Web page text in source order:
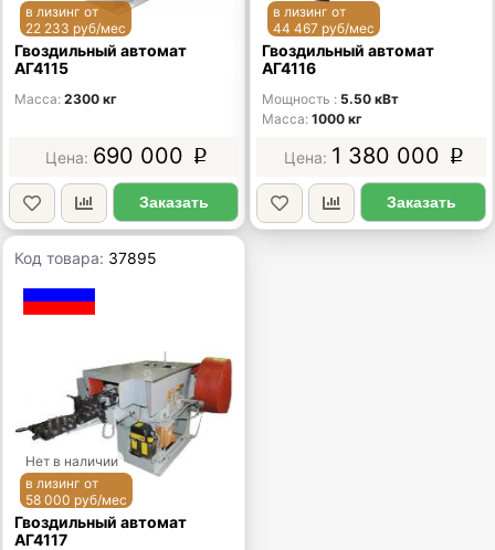
в лизинг от
22 233 руб/мес
Гвоздильный автомат
АГ4115
Масса 2300 кг
690 000 p
Заказать
в лизинг от
44 467 руб/мес
Гвоздильный автомат
АГ4116
Мощность
5.50 кВт
Масса 1000 кг
1 380 000 p
Заказать
Код товара: 37895
Нет в наличии
в лизинг от
58 000 руб/мес
Гвоздильный автомат
АГ4117